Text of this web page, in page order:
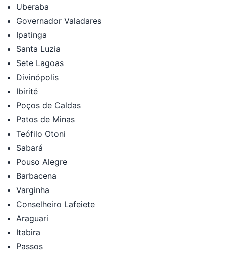
Uberaba
Governador Valadares
Ipatinga
Santa Luzia
Sete Lagoas
Divinópolis
Ibirité
Poços de Caldas
Patos de Minas
Teófilo Otoni
Sabará
Pouso Alegre
Barbacena
Varginha
Conselheiro Lafeiete
Araguari
Itabira
Passos